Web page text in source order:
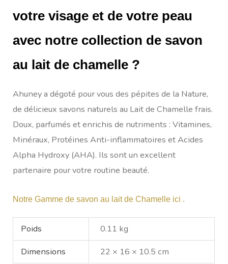
votre visage et de votre peau
avec notre collection de savon
au lait de chamelle ?
Ahuney a dégoté pour vous des pépites de la Nature,
de délicieux savons naturels au Lait de Chamelle frais.
Doux, parfumés et enrichis de nutriments : Vitamines,
Minéraux, Protéines Anti-inflammatoires et Acides
Alpha Hydroxy (AHA). Ils sont un excellent
partenaire pour votre routine beauté.
Notre Gamme de savon au lait de Chamelle ici .
Poids
0.11 kg
Dimensions
22 × 16 × 10.5 cm